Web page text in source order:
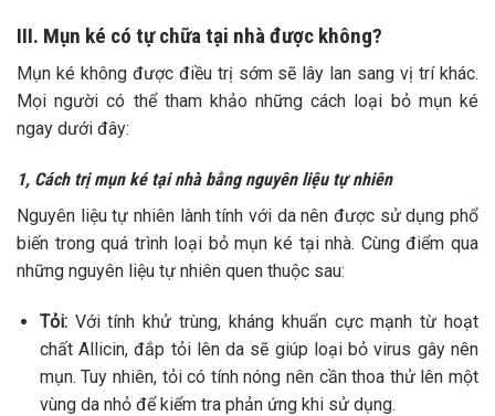
III. Mụn ké có tự chữa tại nhà được không?
Mụn ké không được điều trị sớm sẽ lây lan sang vị trí khác.
Mọi người có thể tham khảo những cách loại bỏ mụn ké
ngay dưới đây:
1, Cách trị mụn ké tại nhà bằng nguyên liệu tự nhiên
Nguyên liệu tự nhiên lành tính với da nên được sử dụng phổ
biến trong quá trình loại bỏ mụn ké tại nhà. Cùng điểm qua
những nguyên liệu tự nhiên quen thuộc sau:
Tỏi: Với tính khử trùng, kháng khuẩn cực mạnh từ hoạt
chất Allicin, đắp tỏi lên da sẽ giúp loại bỏ virus gây nên
mụn. Tuy nhiên, tỏi có tính nóng nên cần thoa thử lên một
vùng da nhỏ để kiểm tra phản ứng khi sử dụng.